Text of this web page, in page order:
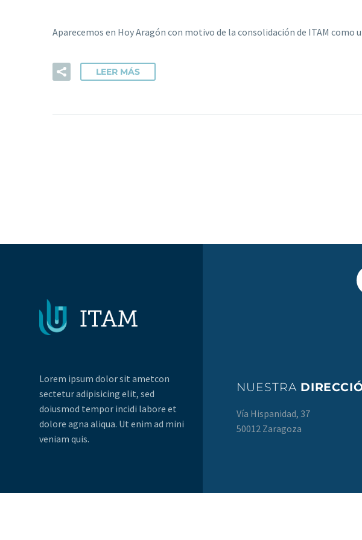
Aparecemos en Hoy Aragón con motivo de la consolidación de ITAM como
LEER MÁS
Lorem ipsum dolor sit ametcon
sectetur adipisicing elit, sed
doiusmod tempor incidi labore et
dolore agna aliqua. Ut enim ad mini
veniam quis.
NUESTRA
Vía Hispanidad, 37
50012 Zaragoza